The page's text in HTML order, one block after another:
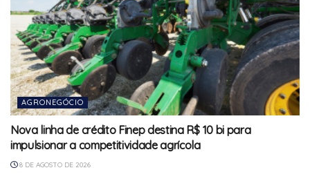
AGRONEGÓCIO
Nova linha de crédito Finep destina R$ 10 bi para
impulsionar a competitividade agrícola
8 DE AGOSTO DE 2026